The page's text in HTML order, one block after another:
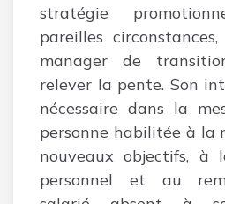
stratégie
pareilles
manager de
relever la pente. Son
nécessaire dans la
personne habilitée à la
nouveaux objectifs, à
personnel et au